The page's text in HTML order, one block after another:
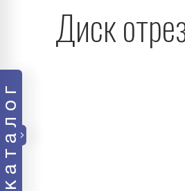
каталог
Диск